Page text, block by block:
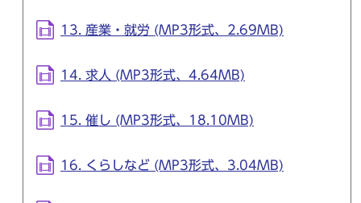
13. 産業・就労 (MP3形式、2.69MB)
14. 求人 (MP3形式、4.64MB)
15. 催し (MP3形式、18.10MB)
16. くらしなど (MP3形式、3.04MB)